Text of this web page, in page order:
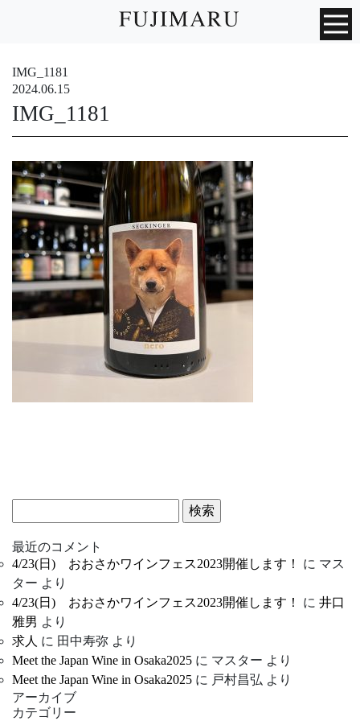
IMG_1181
2024.06.15
IMG_1181
索:
最近のコメント
4/23(日) おおさかワインフェス2023開催します！
に マス
ター より
4/23(日) おおさかワインフェス2023開催します！
に 井口
雅男 より
求人 に 田中寿弥 より
Meet the Japan Wine in Osaka2025 に マスター より
Meet the Japan Wine in Osaka2025 に 戸村昌弘 より
アーカイブ
カテゴリー